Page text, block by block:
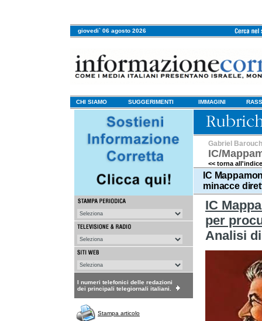
giovedi` 06 agosto 2026
CHI SIAMO SUGGERIMENTI IMMAGINI
I numeri telefonici delle redazioni
dei principali telegiornali italiani.
Stampa articolo
Gabriel Barouch
IC/
<< torna
IC
minacce
IC
per
Analisi